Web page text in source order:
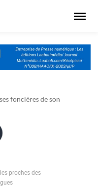
foncières de son
proches des